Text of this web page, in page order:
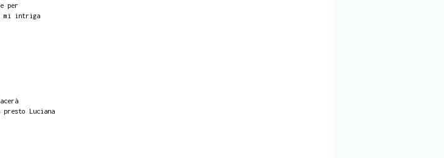
per
mi intriga
Luciana